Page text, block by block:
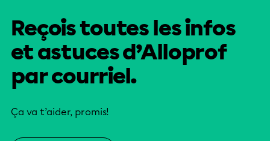
Reçois toutes les infos
et astuces d’Alloprof
par courriel.
Ça va t’aider, promis!